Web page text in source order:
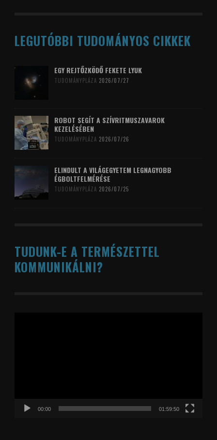
LEGUTÓBBI TUDOMÁNYOS CIKKEK
EGY REJTŐZKÖDŐ FEKETE LYUK
TUDOMÁNYPLÁZA 2026/07/27
ROBOT SEGÍT A SZÍVRITMUSZAVAROK
KEZELÉSÉBEN
TUDOMÁNYPLÁZA 2026/07/26
ELINDULT A VILÁGEGYETEM LEGNAGYOBB
ÉGBOLTFELMÉRÉSE
TUDOMÁNYPLÁZA 2026/07/25
TUDUNK-E A TERMÉSZETTEL
KOMMUNIKÁLNI?
00:00 01:59:50